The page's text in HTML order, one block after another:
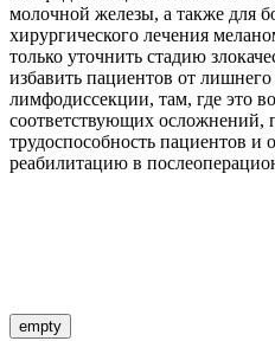
молочной железы, а также для
хирургического лечения
только уточнить стадию
избавить пациентов от
лимфодиссекции, там, где это
соответствующих осложнений,
трудоспособность пациентов и
реабилитацию в
empty